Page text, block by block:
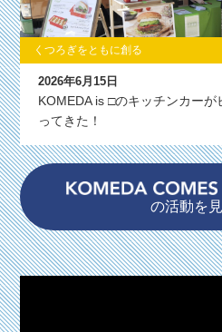
くつろぎをともに創る
2026年6月15日
KOMEDA is □のキッチンカー
ってきた！
の活動を